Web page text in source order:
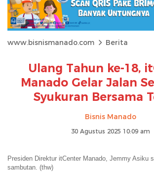
www.bisnismanado.com Berita
Ulang Tahun ke-18,
Manado Gelar Jalan
Syukuran Bersama
Bisnis Manado
30 Agustus 2025 10:09 am
Presiden Direktur itCenter Manado, Jemmy Asiku
sambutan. (thw)